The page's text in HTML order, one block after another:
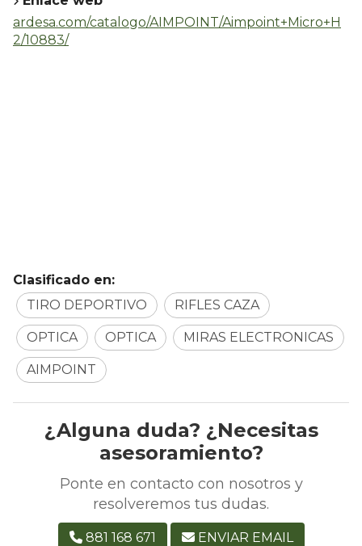
ardesa.com/catalogo/AIMPOINT/Aimpoint+Micro+H
2/10883/
Clasificado en:
TIRO DEPORTIVO
RIFLES CAZA
OPTICA OPTICA MIRAS ELECTRONICAS
AIMPOINT
¿Alguna duda? ¿Necesitas
asesoramiento?
Ponte en contacto con nosotros y
resolveremos tus dudas.
881 168 671 ENVIAR EMAIL